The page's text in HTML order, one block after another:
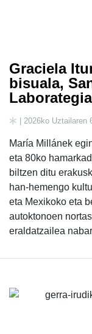
Graciela
bisuala,
| 2026ko Uztailaren
María Millánek
eta 80ko
biltzen ditu
han-hemengo
eta Mexikoko eta
autoktonoen
eraldatzailea